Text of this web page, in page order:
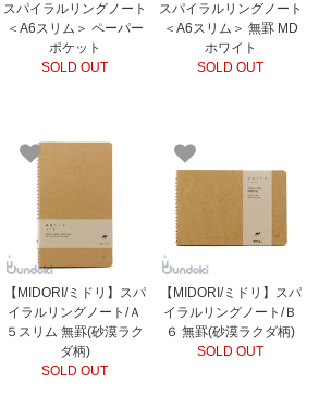
スパイラルリングノート
＜A6スリム＞ ペーパー
ポケット
SOLD OUT
スパイラルリングノート
＜A6スリム＞ 無罫 MD
ホワイト
SOLD OUT
【MIDORI/ミドリ】スパ
イラルリングノート/Ａ
５スリム 無罫(砂漠ラク
ダ柄)
SOLD OUT
【MIDORI/ミドリ】スパ
イラルリングノート/Ｂ
６ 無罫(砂漠ラクダ柄)
SOLD OUT